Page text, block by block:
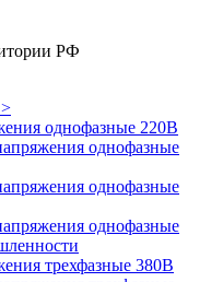
РФ
однофазные 220В
однофазные
однофазные
однофазные
трехфазные 380В